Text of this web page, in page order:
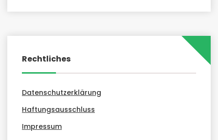
Rechtliches
Datenschutzerklärung
Haftungsausschluss
Impressum